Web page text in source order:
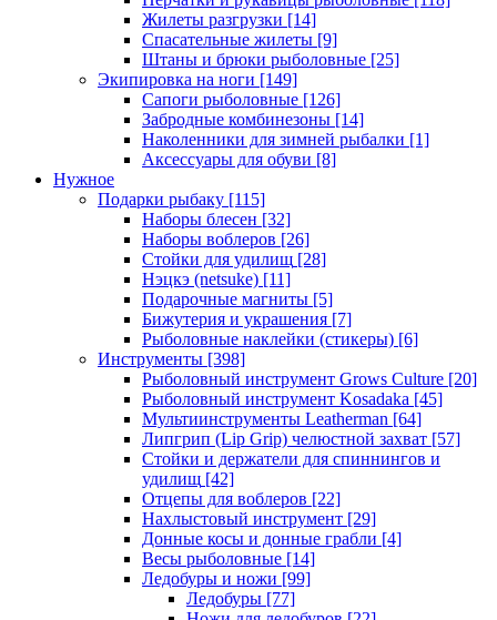
Жилеты разгрузки [14]
Спасательные жилеты [9]
Штаны и брюки рыболовные [25]
Экипировка на ноги [149]
Сапоги рыболовные [126]
Забродные комбинезоны [14]
Наколенники для зимней рыбалки [1]
Аксессуары для обуви [8]
Нужное
Подарки рыбаку [115]
Наборы блесен [32]
Наборы воблеров [26]
Стойки для удилищ [28]
Нэцкэ (netsuke) [11]
Подарочные магниты [5]
Бижутерия и украшения [7]
Рыболовные наклейки (стикеры) [6]
Инструменты [398]
Рыболовный инструмент Grows Culture [20]
Рыболовный инструмент Kosadaka [45]
Мультиинструменты Leatherman [64]
Липгрип (Lip Grip) челюстной захват [57]
Стойки и держатели для спиннингов и
удилищ [42]
Отцепы для воблеров [22]
Нахлыстовый инструмент [29]
Донные косы и донные грабли [4]
Весы рыболовные [14]
Ледобуры и ножи [99]
Ледобуры [77]